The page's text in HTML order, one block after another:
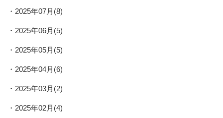
2025年07月(8)
2025年06月(5)
2025年05月(5)
2025年04月(6)
2025年03月(2)
2025年02月(4)